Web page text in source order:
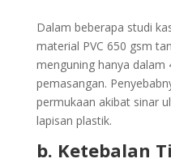
Dalam beberapa studi
material PVC 650 gsm
menguning hanya dalam
pemasangan.
permukaan akibat sinar
lapisan plastik.
b. Ketebalan